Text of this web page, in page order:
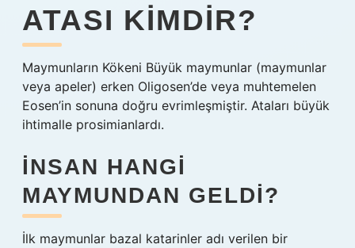
ATASI KIMDIR?
Maymunların Kökeni Büyük maymunlar (maymunlar
veya apeler) erken Oligosen’de veya muhtemelen
Eosen’in sonuna doğru evrimleşmiştir. Ataları büyük
ihtimalle prosimianlardı.
İNSAN HANGI
MAYMUNDAN GELDI?
İlk maymunlar bazal katarinler adı verilen bir